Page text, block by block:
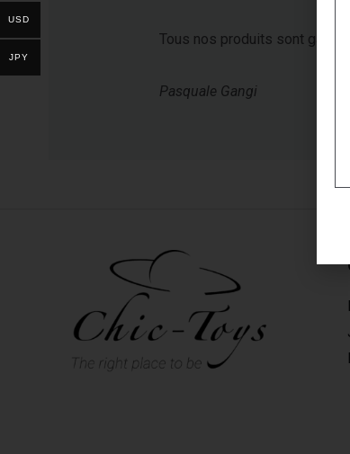
Tous nos produits sont
Pasquale Gangi
USD
JPY